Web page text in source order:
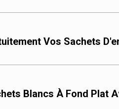
Vos Sachets
Blancs À Fond Plat